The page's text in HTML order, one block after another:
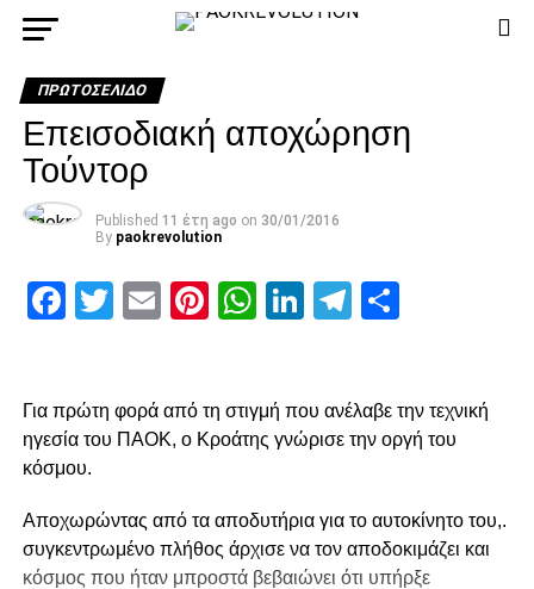
ΠΡΩΤΟΣΈΛΙΔΟ
Επεισοδιακή αποχώρηση
Τούντορ
Published 11 έτη ago on 30/01/2016
By paokrevolution
Facebook
Twitter
EmailPinterest
WhatsApp
LinkedIn
Telegram
Για πρώτη φορά από τη στιγμή που ανέλαβε την τεχνική
ηγεσία του ΠΑΟΚ, ο Κροάτης γνώρισε την οργή του
κόσμου.
Αποχωρώντας από τα αποδυτήρια για το αυτοκίνητο του,.
συγκεντρωμένο πλήθος άρχισε να τον αποδοκιμάζει και
κόσμος που ήταν μπροστά βεβαιώνει ότι υπήρξε